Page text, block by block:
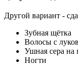
Другой вариант -
Зубная щётка
Волосы с
Ушная сера на
Ногти